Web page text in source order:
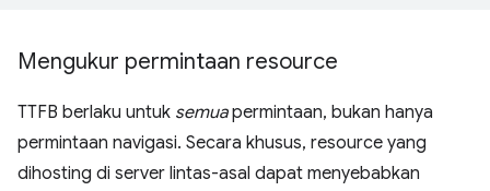
Mengukur permintaan resource
TTFB berlaku untuk semuapermintaan, bukan hanya
permintaan navigasi. Secara khusus, resource yang
dihosting di server lintas-asal dapat menyebabkan